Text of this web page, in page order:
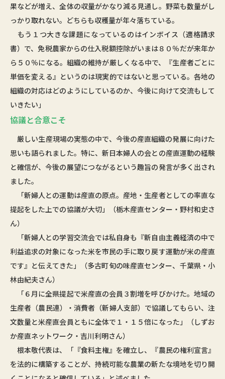
果などが増え、全体の収量がかなり減る見通し。野菜も数量がし
っかり取れない。どちらも収穫量が年々落ちている。
もう１つ大きな課題になっているのはインボイス（適格請求
書）で、免税農家からの仕入税額控除がいまは８０％だが来年か
ら５０％になる。組織の維持が厳しくなる中で、『生産者ごとに
単価を変える』というのは現実的ではないと思っている。各地の
組織の対応はどのようにしているのか、今後に向けて交流もして
いきたい」
協議と合意こそ
厳しい生産現場の実態の中で、今後の産直組織の発展に向けた
思いも語られました。特に、新日本婦人の会との産直運動の経験
と確信が、今後の展望につながるという趣旨の発言が多く出され
ました。
「新婦人との運動は産直の原点。産地・生産者としての率直な
提起をした上での協議が大切」（栃木産直センター・野村和史さ
ん）
「新婦人との学習交流会では私自身も『新自由主義経済の中で
利益追求の対象になった米を市民の手に取り戻す運動が米の産直
です』と伝えてきた」（多古町旬の味産直センター、千葉県・小
林由紀夫さん）
「６月に全県提起で米産直の会員３割増を呼びかけた。地域の
生産者（農民連）・消費者（新婦人支部）で協議してもらい、注
文数量と米産直会員ともに全体で１・１５倍になった」（しずお
か産直ネットワーク・吉川利明さん）
根本敬代表は、「『食料主権』を確立し、『農民の権利宣言』
を法的に構築することが、持続可能な農業の新たな境地を切り開